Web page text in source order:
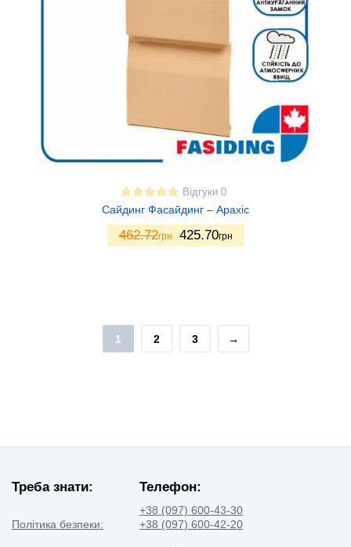
Відгуки 0
Сайдинг Фасайдинг – Арахіс
462.72грн 425.70грн
1 2 3 →
Треба знати:
Політика безпеки:
Телефон:
+38 (097) 600-43-30
+38 (097) 600-42-20